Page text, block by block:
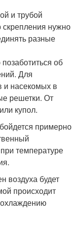
и трубой
скрепления нужно
разные
об
Для
и насекомых в
решетки. От
купол.
примерно
температуре
воздуха будет
происходит